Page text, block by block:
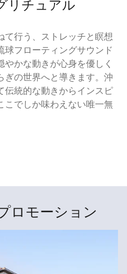
リチュアル
て行う、ストレッチと瞑想
球フローティングサウンド
やかな動きが心身を優しく
ぎの世界へと導きます。沖
伝統的な動きからインスピ
こでしか味わえない唯一無
ロモーション